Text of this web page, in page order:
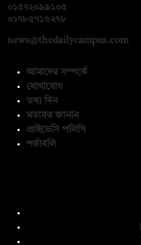
০১৫৭২০৯৯১০৫
০১৭৮৫৭১৬২৭৮
news@thedailycampus.com
আমাদের সম্পর্কে
যোগাযোগ
তথ্য দিন
মতামত জানান
প্রাইভেসি পলিসি
শর্তাবলি